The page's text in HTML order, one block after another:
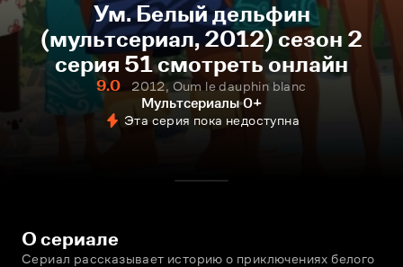
Ум. Белый дельфин
(мультсериал, 2012) сезон 2
серия 51 смотреть онлайн
9.0
2012, Oum le dauphin blanc
Мультсериалы 0+
Эта серия пока недоступна
О сериале
Сериал рассказывает историю о приключениях белого